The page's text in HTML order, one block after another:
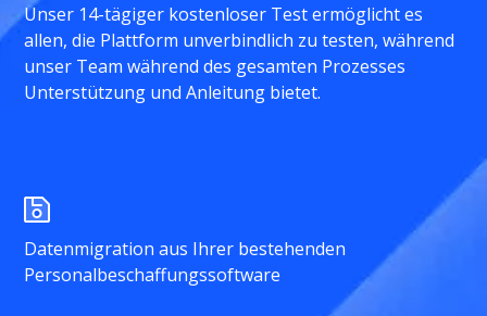
Unser 14-tägiger kostenloser Test ermöglicht es
allen, die Plattform unverbindlich zu testen, während
unser Team während des gesamten Prozesses
Unterstützung und Anleitung bietet.
Datenmigration aus Ihrer bestehenden
Personalbeschaffungssoftware